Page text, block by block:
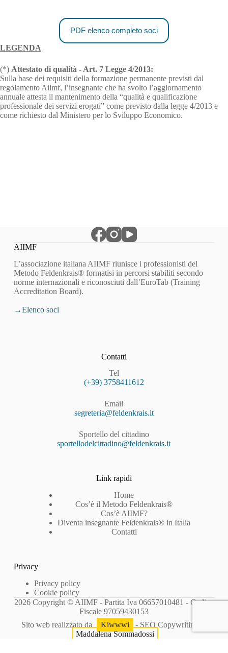
PDF elenco completo soci
LEGENDA
(*) Attestato di qualità - Art. 7 Legge 4/2013:
Sulla base dei requisiti della formazione permanente previsti dal
regolamento Aiimf, l’insegnante che ha svolto l’aggiornamento
annuale attesta il mantenimento della “qualità e qualificazione
professionale dei servizi erogati” come previsto dalla legge 4/2013 e
come richiesto dal Ministero per lo Sviluppo Economico.
AIIMF
L’associazione italiana AIIMF riunisce i professionisti del
Metodo Feldenkrais® formatisi in percorsi stabiliti secondo
norme internazionali e riconosciuti dall’EuroTab (Training
Accreditation Board).
Elenco soci
Contatti
Tel
(+39) 3758411612
Email
segreteria@feldenkrais.it
Sportello del cittadino
sportellodelcittadino@feldenkrais.it
Link rapidi
Home
Cos’è il Metodo Feldenkrais®
Cos’è AIIMF?
Diventa insegnante Feldenkrais® in Italia
Contatti
Privacy
Privacy policy
Cookie policy
2026 Copyright © AIIMF - Partita Iva 06657010481 - Codice
Fiscale 97059430153
Sito web realizzato da
Kiwwwi
- SEO Copywriting di
Maddalena Sommadossi